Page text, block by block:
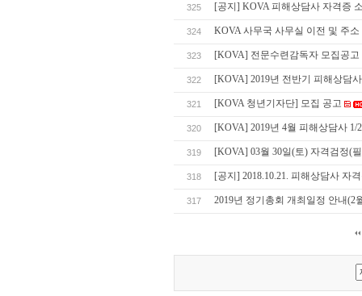
325 [공지] KOVA 피해상담사 자격증
324 KOVA 사무국 사무실 이전 및 주소
323 [KOVA] 전문수련감독자 모집공고
322 [KOVA] 2019년 전반기 피해상담
321 [KOVA 청년기자단] 모집 공고
320 [KOVA] 2019년 4월 피해상담사 1/
319 [KOVA] 03월 30일(토) 자격검정(
318 [공지] 2018.10.21. 피해상담사 자
317 2019년 정기총회 개최일정 안내